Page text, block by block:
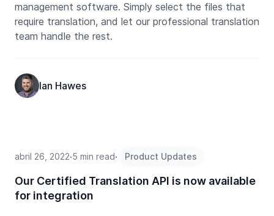
management software. Simply select the files that
require translation, and let our professional translation
team handle the rest.
Ian Hawes
abril 26, 2022∙5 min read∙ Product Updates
Our Certified Translation API is now available
for integration